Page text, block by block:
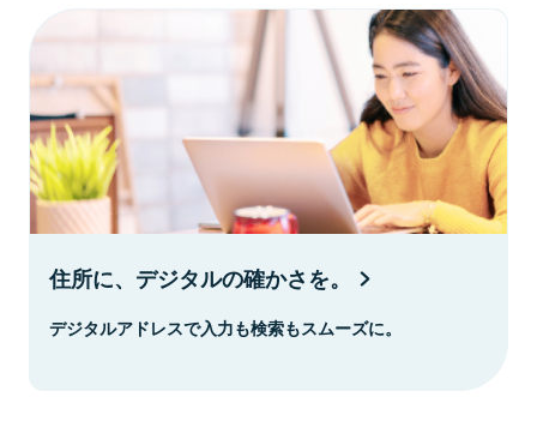
住所に、デジタルの確かさを。
デジタルアドレスで入力も検索もスムーズに。